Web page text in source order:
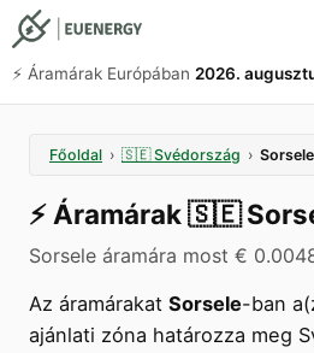
⚡️ Áramárak Európában 2026.
Főoldal › 🇸🇪 Svédország › Sorsele
⚡️ Áramárak🇸🇪
Sorsele áramára most €
Az áramárakat Sorsele-ban
ajánlati zóna határozza meg